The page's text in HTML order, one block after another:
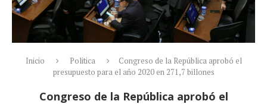
Inicio Politica
Congreso de la República aprobó el
presupuesto para el año 2020 en 271,7 billones
Congreso de la República aprobó el